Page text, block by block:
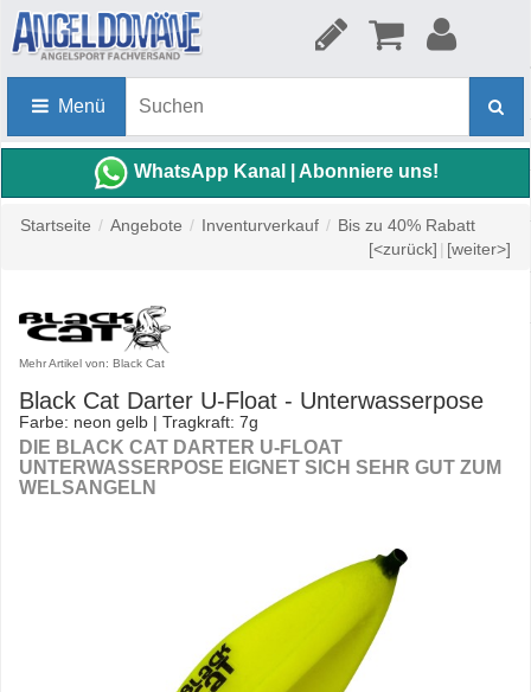
Menü
WhatsApp Kanal | Abonniere uns!
Startseite / Angebote / Inventurverkauf / Bis zu 40% Rabatt
[<zurück] | [weiter>]
Mehr Artikel von: Black Cat
Black Cat Darter U-Float - Unterwasserpose
Farbe: neon gelb | Tragkraft: 7g
DIE BLACK CAT DARTER U-FLOAT
UNTERWASSERPOSE EIGNET SICH SEHR GUT ZUM
WELSANGELN